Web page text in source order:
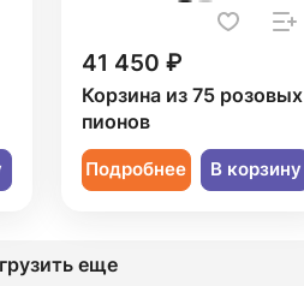
41 450 ₽
Корзина из 75 розовых
пионов
Подробнее В корзину
еще